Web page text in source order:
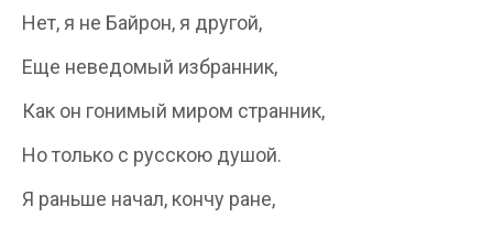
Нет, я не Байрон, я другой,
Еще неведомый избранник,
Как он гонимый миром странник,
Но только с русскою душой.
Я раньше начал, кончу ране,